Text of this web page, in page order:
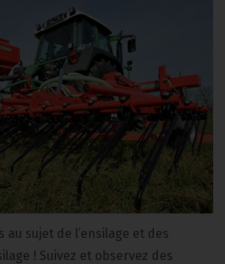
au sujet de l’ensilage et des
! Suivez et observez des